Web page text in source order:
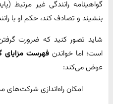
گواهینامه رانندگی غیر مرتبط
بنشیند و تصادف کند، حکم او با
شاید تصور کنید که ضرورت
است؛ اما خواندنفهرست مزایای
عوض می‌کند:
امکان راه‌اندازی شرکت‌های